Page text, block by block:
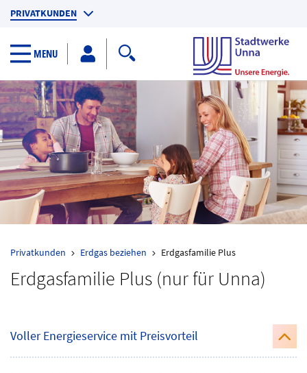
PRIVATKUNDEN
MENU KUNDENPORTALSearch toggler
Privatkunden Erdgas beziehen Erdgasfamilie Plus
Erdgasfamilie Plus (nur für Unna)
Voller Energieservice mit Preisvorteil